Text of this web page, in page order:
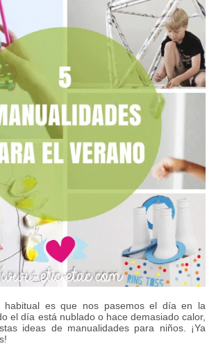
habitual es que nos pasemos el día en la
el día está nublado o hace demasiado calor,
ideas de manualidades para niños. ¡Ya